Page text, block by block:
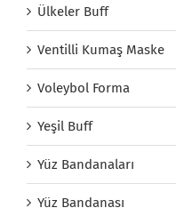
Ülkeler Buff
Ventilli Kumaş Maske
Voleybol Forma
Yeşil Buff
Yüz Bandanaları
Yüz Bandanası